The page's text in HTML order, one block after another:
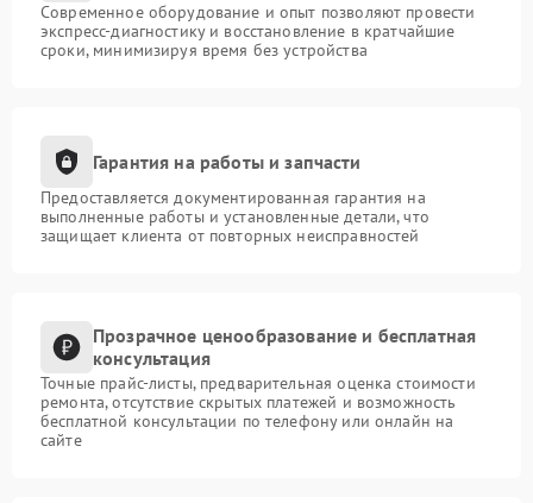
Современное оборудование и опыт позволяют провести
экспресс-диагностику и восстановление в кратчайшие
сроки, минимизируя время без устройства
Гарантия на работы и запчасти
Предоставляется документированная гарантия на
выполненные работы и установленные детали, что
защищает клиента от повторных неисправностей
Прозрачное ценообразование и бесплатная
консультация
Точные прайс-листы, предварительная оценка стоимости
ремонта, отсутствие скрытых платежей и возможность
бесплатной консультации по телефону или онлайн на
сайте